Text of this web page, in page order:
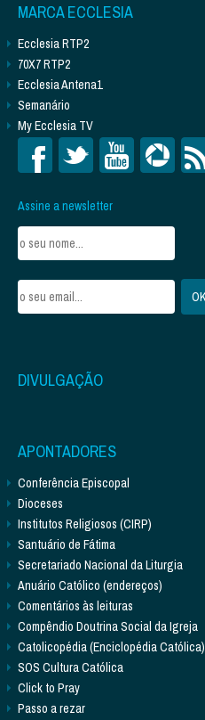
MARCA ECCLESIA
Ecclesia RTP2
70X7 RTP2
Ecclesia Antena1
Semanário
My Ecclesia TV
Assine a newsletter
DIVULGAÇÃO
APONTADORES
Conferência Episcopal
Dioceses
Institutos Religiosos (CIRP)
Santuário de Fátima
Secretariado Nacional da Liturgia
Anuário Católico (endereços)
Comentários às leituras
Compêndio Doutrina Social da Igreja
Catolicopédia (Enciclopédia Católica)
SOS Cultura Católica
Click to Pray
Passo a rezar